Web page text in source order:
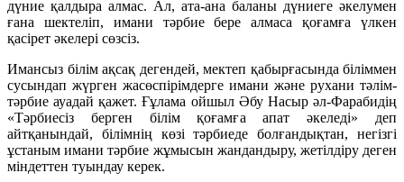
дүние қалдыра алмас. Ал, ата-ана баланы дүниеге әкелумен
ғана шектеліп, имани тәрбие бере алмаса қоғамға үлкен
қасірет әкелері сөзсіз.
Имансыз білім ақсақ дегендей, мектеп қабырғасында біліммен
сусындап жүрген жасөспірімдерге имани және рухани тәлім-
тәрбие ауадай қажет. Ғұлама ойшыл Әбу Насыр әл-Фарабидің
«Тәрбиесіз берген білім қоғамға апат әкеледі» деп
айтқанындай, білімнің көзі тәрбиеде болғандықтан, негізгі
ұстаным имани тәрбие жұмысын жандандыру, жетілдіру деген
міндеттен туындау керек.